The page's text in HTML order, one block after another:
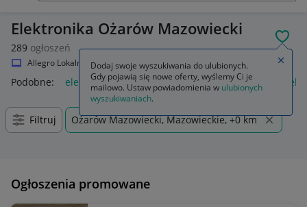
Elektronika Ożarów Mazowiecki
289 ogłoszeń
Allegro Lokalnie Elektronika
Podobne: elektronika mystery box elektronika zestaw
Filtruj Ożarów Mazowiecki, Mazowieckie, +0 km
Ogłoszenia promowane
Dodaj swoje wyszukiwania do ulubionych.
Gdy pojawią się nowe oferty, wyślemy Ci je
mailowo. Ustaw powiadomienia w ulubionych
wyszukiwaniach.